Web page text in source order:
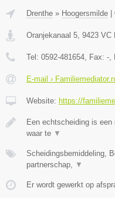
Drenthe » Hoogersmilde |
Oranjekanaal 5 9423 VC
Tel: 0592-481654 , Fax: -
E-mail ›
Website: https://
Een echtscheiding is
waar te ▼
Scheidingsbemiddeling,
partnerschap,
▼
Er wordt gewerkt op